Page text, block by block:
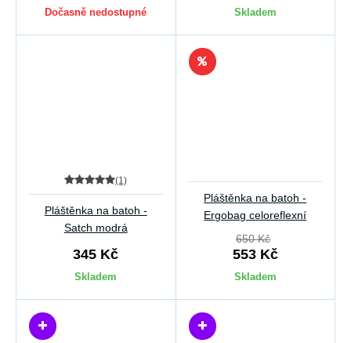
Dočasně nedostupné Skladem
(1)
Pláštěnka na batoh -
Satch modrá
345 Kč
Skladem
Pláštěnka na batoh -
Ergobag celoreflexní
650 Kč
553 Kč
Skladem